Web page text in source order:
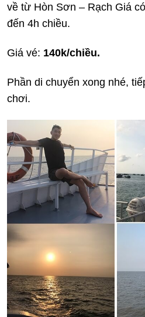
về từ Hòn Sơn – Rạch Giá
đến 4h chiều.
Giá vé: 140k/chiều.
Phần di chuyển xong nhé,
chơi.